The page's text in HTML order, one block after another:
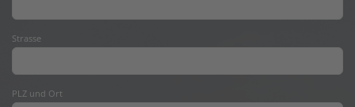
Strasse
PLZ und Ort